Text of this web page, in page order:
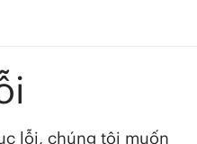
lỗi, chúng tôi muốn